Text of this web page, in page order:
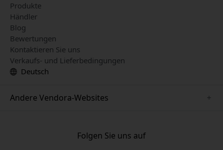
Produkte
Händler
Blog
Bewertungen
Kontaktieren Sie uns
Verkaufs- und Lieferbedingungen
Deutsch
Andere Vendora-Websites
www.nordicsmartlight.seFolgen Sie uns auf